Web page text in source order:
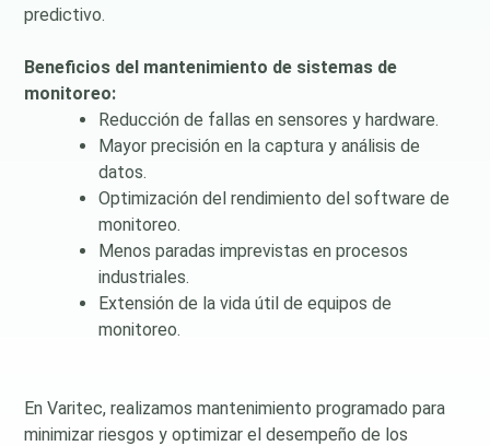
predictivo.
Beneficios del mantenimiento de sistemas de
monitoreo:
Reducción de fallas en sensores y hardware.
Mayor precisión en la captura y análisis de
datos.
Optimización del rendimiento del software de
monitoreo.
Menos paradas imprevistas en procesos
industriales.
Extensión de la vida útil de equipos de
monitoreo.
En Varitec, realizamos mantenimiento programado para
minimizar riesgos y optimizar el desempeño de los